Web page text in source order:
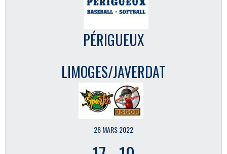
PÉRIGUEUX
LIMOGES/JAVERDAT
26 MARS 2022